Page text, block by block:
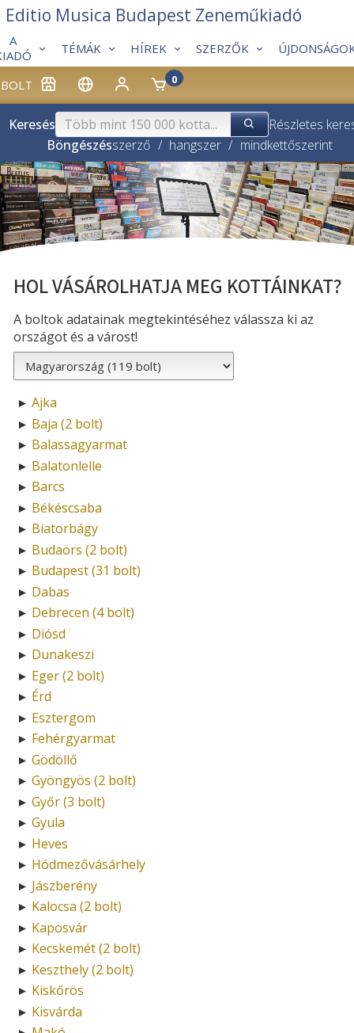
BOLT 0
A
TÉMÁK HÍREK SZERZŐK
Editio Musica Budapest Zeneműkiadó
Keresés
Részletes
Böngészésszerző / hangszer / mindkettőszerint
HOL VÁSÁROLHATJA MEG KOTTÁINKAT?
A boltok adatainak megtekintéséhez válassza ki az
országot és a várost!
► Ajka
► Baja (2 bolt)
► Balassagyarmat
► Balatonlelle
► Barcs
► Békéscsaba
► Biatorbágy
► Budaörs (2 bolt)
► Budapest (31 bolt)
► Dabas
► Debrecen (4 bolt)
► Diósd
► Dunakeszi
► Eger (2 bolt)
► Érd
► Esztergom
► Fehérgyarmat
► Gödöllő
► Gyöngyös (2 bolt)
► Győr (3 bolt)
► Gyula
► Heves
► Hódmezővásárhely
► Jászberény
► Kalocsa (2 bolt)
► Kaposvár
► Kecskemét (2 bolt)
► Keszthely (2 bolt)
► Kiskőrös
► Kisvárda